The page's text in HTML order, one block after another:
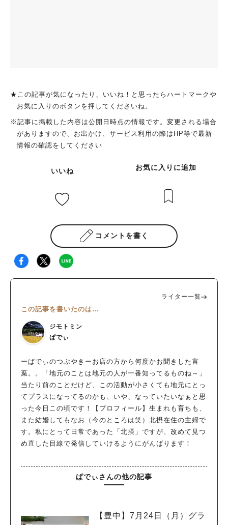
★この記事が気になったり、いいね！と思ったらハートマークや
お気に入りのボタンを押してくださいね。
※記事に掲載した内容は公開日時点の情報です。変更される場合
がありますので、お出かけ、サービス利用の際はHP等で最新
情報の確認をしてください
いいね お気に入りに追加
コメントを書く
ライター一覧
この記事を書いたのは…
ジモトミン
ぱでぃ
ーぱでぃのつぶやきーお店の方から何度かお聞きした言
葉。。「地元のことは地元の人が一番知ってるものね～」
当たり前のことだけど、この活動が小さくても地元にとっ
てプラスになってるのかも、いや、なっていたいなぁと思
った今日この頃です！【プロフィール】生まれも育ちも、
また結婚してもなお（今のところは笑）北摂在住の主婦で
す。私にとって日常であった「北摂」ですが、改めて見つ
め直した目線で発信していけるようにがんばります！
ぱでぃさんの他の記事
【豊中】7月24日（月）グラ